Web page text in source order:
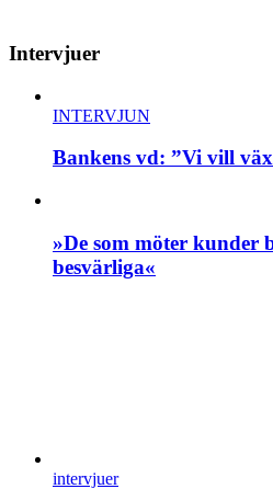
Intervjuer
INTERVJUN
Bankens vd: ”Vi vill
»De som möter kunder
besvärliga«
intervjuer